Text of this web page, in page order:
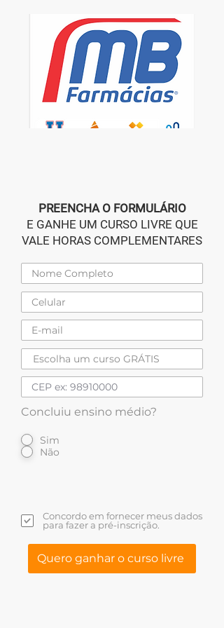
PREENCHA O FORMULÁRIO
E GANHE UM CURSO LIVRE QUE
VALE HORAS COMPLEMENTARES
Concluiu ensino médio?
Sim
Não
Concordo em fornecer meus dados
para fazer a pré-inscrição.
Quero ganhar o curso livre